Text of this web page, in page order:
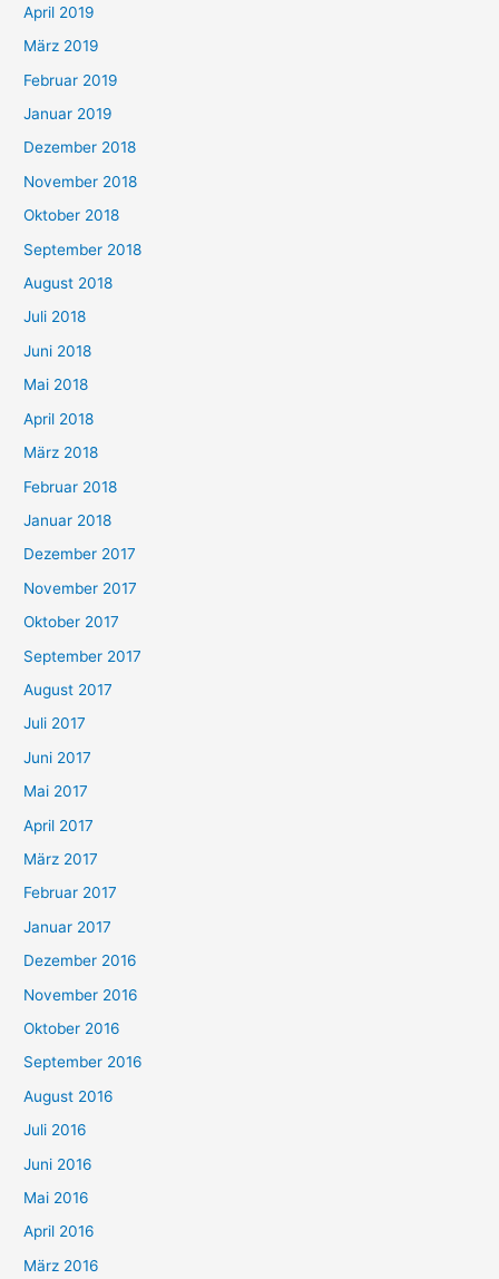
April 2019
März 2019
Februar 2019
Januar 2019
Dezember 2018
November 2018
Oktober 2018
September 2018
August 2018
Juli 2018
Juni 2018
Mai 2018
April 2018
März 2018
Februar 2018
Januar 2018
Dezember 2017
November 2017
Oktober 2017
September 2017
August 2017
Juli 2017
Juni 2017
Mai 2017
April 2017
März 2017
Februar 2017
Januar 2017
Dezember 2016
November 2016
Oktober 2016
September 2016
August 2016
Juli 2016
Juni 2016
Mai 2016
April 2016
März 2016